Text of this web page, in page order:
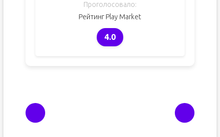
Проголосовало:
Рейтинг Play Market
4.0